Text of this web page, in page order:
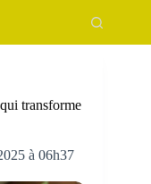
transforme
à 06h37